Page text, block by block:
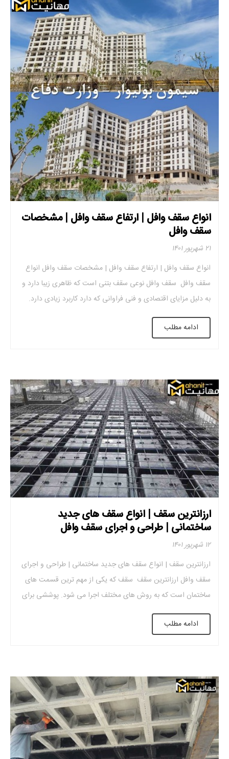
انواع سقف وافل | ارتفاع سقف وافل | مشخصات
سقف وافل
۲۱ شهریور ۱۴۰۱
انواع سقف وافل | ارتفاع سقف وافل | مشخصات سقف وافل انواع
سقف وافل سقف وافل نوعی سقف بتنی است که ظاهری زیبا دارد و
به دلیل مزایای اقتصادی و فنی فراوانی که دارد کاربرد زیادی دارد.
برای استفاده از این سقف از قالب وافل استفاده می شود که باعث
کاهش وزن سازه و ایجاد ظاهری […]
ادامه مطلب
ارزانترین سقف | انواع سقف های جدید
ساختمانی | طراحی و اجرای سقف وافل
۱۲ شهریور ۱۴۰۱
ارزانترین سقف | انواع سقف های جدید ساختمانی | طراحی و اجرای
سقف وافل ارزانترین سقف سقف که یکی از مهم ترین قسمت های
ساختمان است که به روش های مختلف اجرا می شود. پوششی برای
جلوگیری از نفوذ عوامل طبیعی مانند نور مستقیم خورشید، باد، باران و
برف است و می تواند باعث یکپارچگی […]
ادامه مطلب